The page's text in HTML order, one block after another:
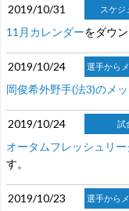
2019/10/31 スケジ
11月カレンダーをダウ
2019/10/24 選手から
岡俊希外野手(法3)のメ
2019/10/24 試
オータムフレッシュリー
す。
2019/10/23 選手から